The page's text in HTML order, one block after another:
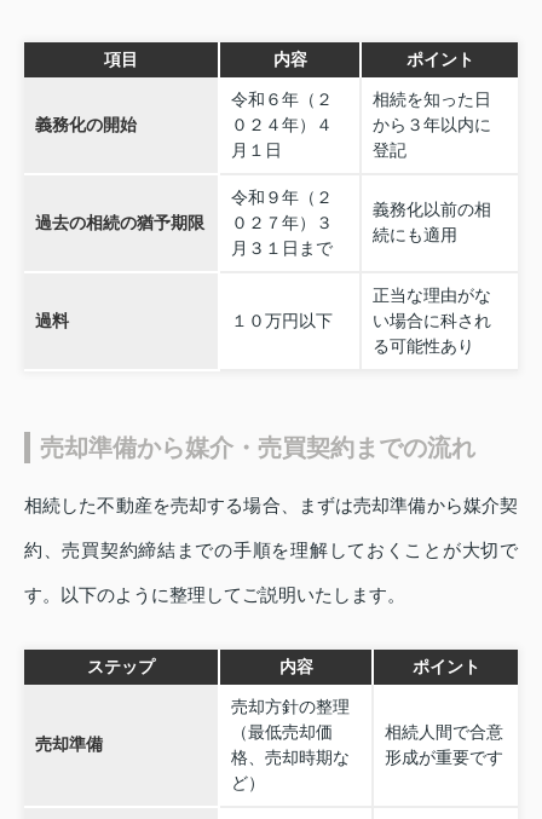
項目 内容 ポイント
義務化の開始
令和６年（２
０２４年）４
月１日
相続を知った日
から３年以内に
登記
過去の相続の猶予期限
令和９年（２
０２７年）３
月３１日まで
義務化以前の相
続にも適用
過料 １０万円以下
正当な理由がな
い場合に科され
る可能性あり
売却準備から媒介・売買契約までの流れ
相続した不動産を売却する場合、まずは売却準備から媒介契
約、売買契約締結までの手順を理解しておくことが大切で
す。以下のように整理してご説明いたします。
ステップ 内容 ポイント
売却準備
売却方針の整理
（最低売却価
格、売却時期な
ど）
相続人間で合意
形成が重要です